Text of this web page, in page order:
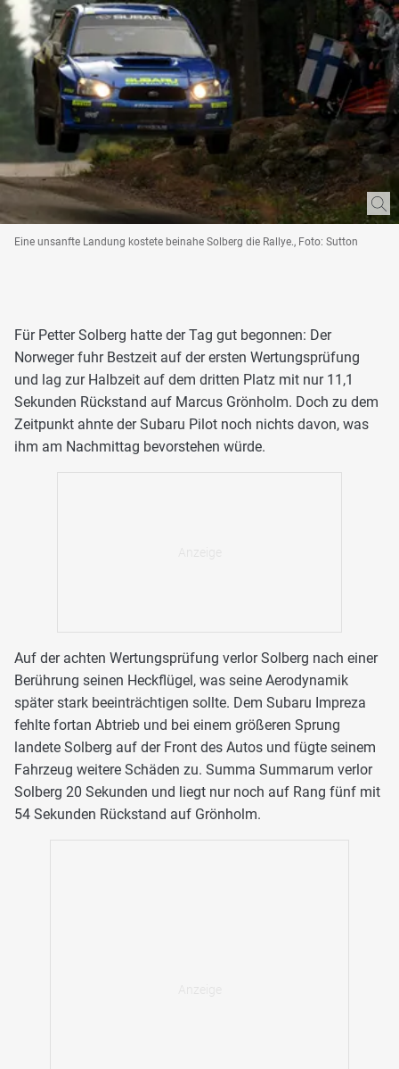
Eine unsanfte Landung kostete beinahe Solberg die Rallye., Foto: Sutton
Für Petter Solberg hatte der Tag gut begonnen: Der
Norweger fuhr Bestzeit auf der ersten Wertungsprüfung
und lag zur Halbzeit auf dem dritten Platz mit nur 11,1
Sekunden Rückstand auf Marcus Grönholm. Doch zu dem
Zeitpunkt ahnte der Subaru Pilot noch nichts davon, was
ihm am Nachmittag bevorstehen würde.
Auf der achten Wertungsprüfung verlor Solberg nach einer
Berührung seinen Heckflügel, was seine Aerodynamik
später stark beeinträchtigen sollte. Dem Subaru Impreza
fehlte fortan Abtrieb und bei einem größeren Sprung
landete Solberg auf der Front des Autos und fügte seinem
Fahrzeug weitere Schäden zu. Summa Summarum verlor
Solberg 20 Sekunden und liegt nur noch auf Rang fünf mit
54 Sekunden Rückstand auf Grönholm.